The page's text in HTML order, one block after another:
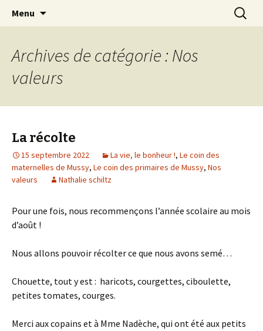
Ecole Libre Saint-Pierre de
Mussy-la-Ville & Signeulx
Mussy-La-ville & Signeulx
Menu
Archives de catégorie : Nos
valeurs
La récolte
15 septembre 2022 La vie, le bonheur !, Le coin des
maternelles de Mussy, Le coin des primaires de Mussy, Nos
valeurs
Nathalie schiltz
Pour une fois, nous recommençons l’année scolaire au mois
d’août !
Nous allons pouvoir récolter ce que nous avons semé…
Chouette, tout y est : haricots, courgettes, ciboulette,
petites tomates, courges.
Merci aux copains et à Mme Nadèche, qui ont été aux petits